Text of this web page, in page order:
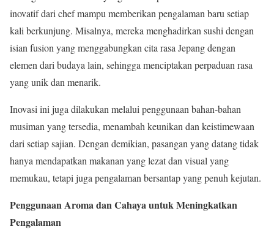
inovatif dari chef mampu memberikan pengalaman baru setiap
kali berkunjung. Misalnya, mereka menghadirkan sushi dengan
isian fusion yang menggabungkan cita rasa Jepang dengan
elemen dari budaya lain, sehingga menciptakan perpaduan rasa
yang unik dan menarik.
Inovasi ini juga dilakukan melalui penggunaan bahan-bahan
musiman yang tersedia, menambah keunikan dan keistimewaan
dari setiap sajian. Dengan demikian, pasangan yang datang tidak
hanya mendapatkan makanan yang lezat dan visual yang
memukau, tetapi juga pengalaman bersantap yang penuh kejutan.
Penggunaan Aroma dan Cahaya untuk Meningkatkan
Pengalaman